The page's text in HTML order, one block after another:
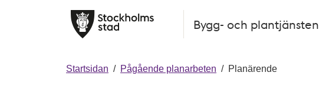
Bygg- och plantjänsten
Startsidan / Pågående planarbeten / Planärende